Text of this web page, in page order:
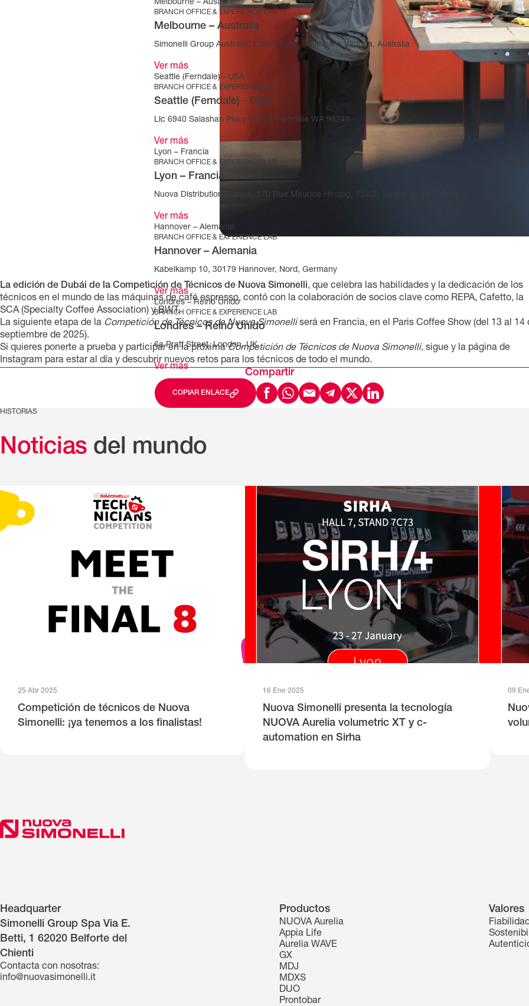
Melbourne – Australia
BRANCH OFFICE & EXPERIENCE LAB
Melbourne – Australia
Simonelli Group Australia, Cecil Street, Southbank Victoria, Australia
Ver más
Seattle (Ferndale) - USA
BRANCH OFFICE & EXPERIENCE LAB
Seattle (Ferndale) - USA
Llc 6940 Salashan Pkwy Bldg A Ferndale WA 98248
Ver más
Lyon – Francia
BRANCH OFFICE & EXPERIENCE LAB
Lyon – Francia
Nuova Distribution France, 270 Rue Maurice Herzog, 73420 Viviers-du-Lac, France
Ver más
Hannover – Alemania
BRANCH OFFICE & EXPERIENCE LAB
Hannover – Alemania
Kabelkamp 10, 30179 Hannover, Nord, Germany
Ver más
Londres – Reino Unido
BRANCH OFFICE & EXPERIENCE LAB
Londres – Reino Unido
6a Pratt Street, London, UK
Ver más
La edición de Dubái de la Competición de Técnicos de Nuova Simonelli, que celebra las habilidades y la dedicación de los
técnicos en el mundo de las máquinas de café espresso, contó con la colaboración de socios clave como REPA, Cafetto, la
SCA (Specialty Coffee Association) y BWT.
La siguiente etapa de la Competición de Técnicos de Nuova Simonelliserá en Francia, en el Paris Coffee Show (del 13 al 14
septiembre de 2025).
Si quieres ponerte a prueba y participar en la próximaCompetición de Técnicos de Nuova Simonelli, sigue y la página de
Instagram para estar al día y descubrir nuevos retos para los técnicos de todo el mundo.
Compartir
COPIAR ENLACE
HISTORIAS
Noticias del mundo
25 Abr 2025
Competición de técnicos de Nuova
Simonelli: ¡ya tenemos a los finalistas!
16 Ene 2025
Nuova Simonelli presenta la tecnología
NUOVA Aurelia volumetric XT y c-
automation en Sirha
09
Headquarter
Simonelli Group Spa Via E.
Betti, 1 62020 Belforte del
Chienti
Contacta con nosotras:
info@nuovasimonelli.it
Productos
NUOVA Aurelia
Appia Life
Aurelia WAVE
GX
MDJ
MDXS
DUO
Prontobar
Valores